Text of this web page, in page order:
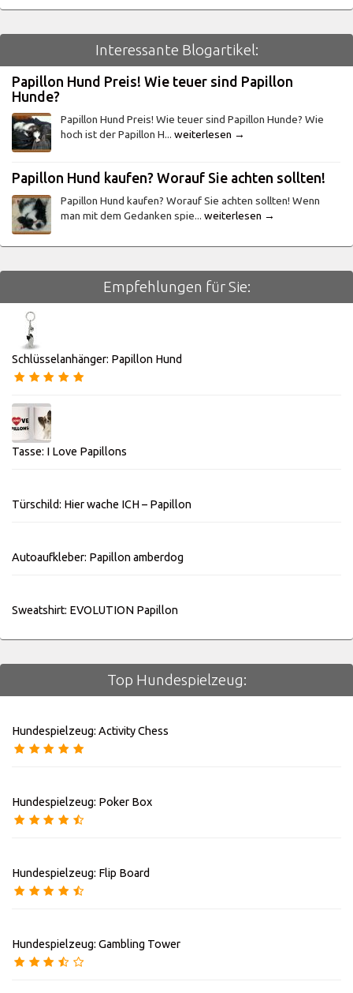
Interessante Blogartikel:
Papillon Hund Preis! Wie teuer sind Papillon
Hunde?
Papillon Hund Preis! Wie teuer sind Papillon Hunde? Wie
hoch ist der Papillon H... weiterlesen →
Papillon Hund kaufen? Worauf Sie achten sollten!
Papillon Hund kaufen? Worauf Sie achten sollten! Wenn
man mit dem Gedanken spie... weiterlesen →
Empfehlungen für Sie:
Schlüsselanhänger: Papillon Hund
Tasse: I Love Papillons
Türschild: Hier wache ICH – Papillon
Autoaufkleber: Papillon amberdog
Sweatshirt: EVOLUTION Papillon
Top Hundespielzeug:
Hundespielzeug: Activity Chess
Hundespielzeug: Poker Box
Hundespielzeug: Flip Board
Hundespielzeug: Gambling Tower